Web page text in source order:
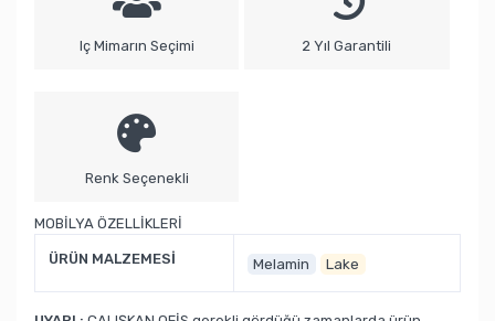
Iç Mimarın Seçimi 2 Yıl Garantili
Renk Seçenekli
MOBİLYA ÖZELLİKLERİ
ÜRÜN MALZEMESİ Melamin Lake